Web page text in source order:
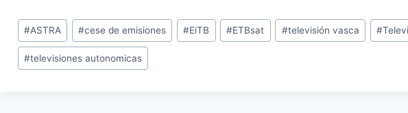
Etiquetas
de
la
#ASTRA #cese de emisiones #EiTB #ETBsat #televisión vasca #
#televisiones autonomicas